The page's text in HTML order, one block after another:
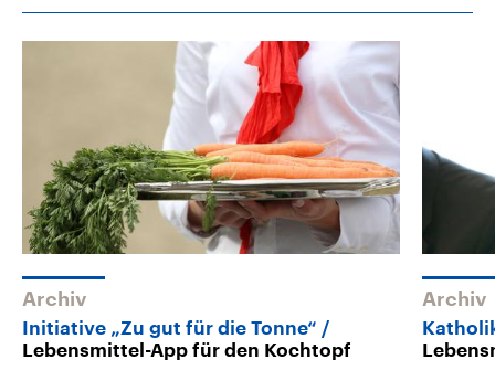
Archiv
Initiative „Zu gut für die Tonne“
Lebensmittel-App für den Kochtopf
Archiv